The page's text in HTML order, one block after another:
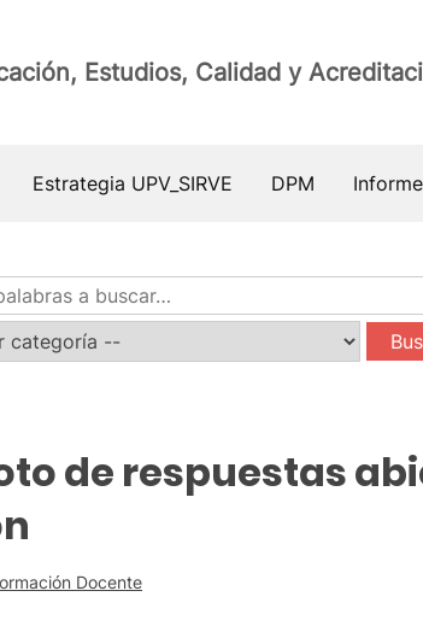
Estudios, Calidad y
Estrategia UPV_SIRVE DPM
de respuestas
Docente